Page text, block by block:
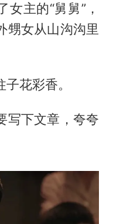
主的“舅舅”，
甥女从山沟沟里
子花彩香。
写下文章，夸夸